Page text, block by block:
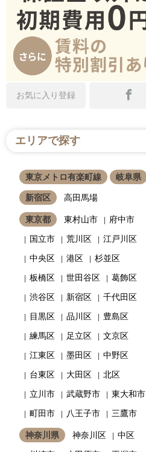
お気に入り登録
エリアで探す
東京メトロ有楽町線 岐阜県
新宿区 高田馬場
東京都 東村山市
府中市
国立市
荒川区
江戸川区
中央区
港区
杉並区
板橋区
世田谷区
葛飾区
渋谷区
新宿区
千代田区
目黒区
品川区
豊島区
練馬区
足立区
文京区
江東区
墨田区
中野区
台東区
大田区
北区
立川市
武蔵野市
東大和市
町田市
八王子市 三鷹市
神奈川県 神奈川区
中区